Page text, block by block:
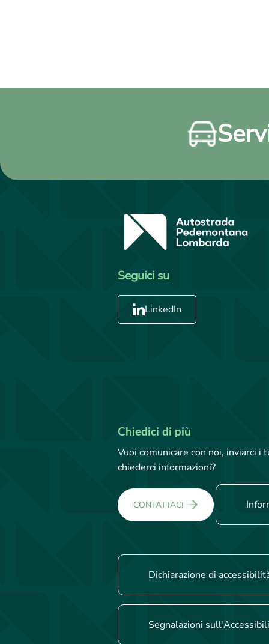
Seguici su
LinkedIn
Chiedici di più
Vuoi comunicare con noi, inviarci
chiederci informazioni?
CONTATTACI
Dichiarazione di
Segnalazioni